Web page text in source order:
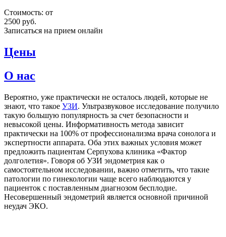
Стоимость: от
2500 руб.
Записаться на прием онлайн
Цены
О нас
Вероятно, уже практически не осталось людей, которые не
знают, что такое УЗИ. Ультразвуковое исследование получило
такую большую популярность за счет безопасности и
невысокой цены. Информативность метода зависит
практически на 100% от профессионализма врача сонолога и
экспертности аппарата. Оба этих важных условия может
предложить пациентам Серпухова клиника «Фактор
долголетия». Говоря об УЗИ эндометрия как о
самостоятельном исследовании, важно отметить, что такие
патологии по гинекологии чаще всего наблюдаются у
пациенток с поставленным диагнозом бесплодие.
Несовершенный эндометрий является основной причиной
неудач ЭКО.